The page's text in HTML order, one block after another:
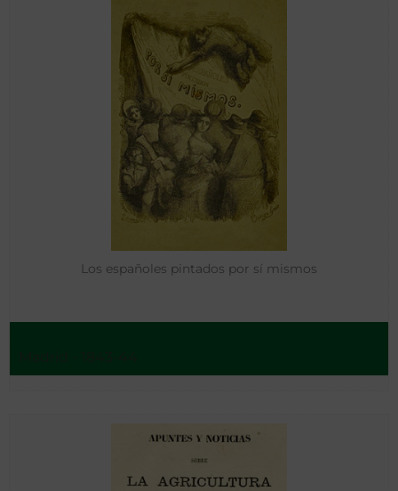
Los españoles pintados por sí mismos